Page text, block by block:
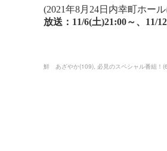
鮮 あざやか(109) 必見のスペシャル番組！ (